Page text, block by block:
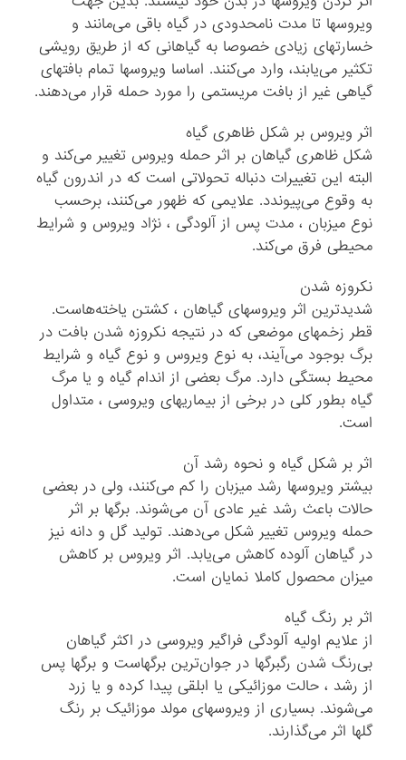
ویروسها تا مدت نامحدودی در گیاه باقی می‌مانند و
خسارتهای زیادی خصوصا به گیاهانی که از طریق رویشی
تکثیر می‌یابند، وارد می‌کنند. اساسا ویروسها تمام بافتهای
گیاهی غیر از بافت مریستمی را مورد حمله قرار می‌دهند.
اثر ویروس بر شکل ظاهری گیاه
شکل ظاهری گیاهان بر اثر حمله ویروس تغییر می‌کند و
البته این تغییرات دنباله تحولاتی است که در اندرون گیاه
به وقوع می‌پیوندد. علایمی که ظهور می‌کنند، برحسب
نوع میزبان ، مدت پس از آلودگی ، نژاد ویروس و شرایط
محیطی فرق می‌کند.
نکروزه شدن
شدیدترین اثر ویروسهای گیاهان ، کشتن یاخته‌هاست.
قطر زخمهای موضعی که در نتیجه نکروزه شدن بافت در
برگ بوجود می‌آیند، به نوع ویروس و نوع گیاه و شرایط
محیط بستگی دارد. مرگ بعضی از اندام گیاه و یا مرگ
گیاه بطور کلی در برخی از بیماریهای ویروسی ، متداول
است.
اثر بر شکل گیاه و نحوه رشد آن
بیشتر ویروسها رشد میزبان را کم می‌کنند، ولی در بعضی
حالات باعث رشد غیر عادی آن می‌شوند. برگها بر اثر
حمله ویروس تغییر شکل می‌دهند. تولید گل و دانه نیز
در گیاهان آلوده کاهش می‌یابد. اثر ویروس بر کاهش
میزان محصول کاملا نمایان است.
اثر بر رنگ گیاه
از علایم اولیه آلودگی فراگیر ویروسی در اکثر گیاهان
بی‌رنگ شدن رگبرگها در جوان‌ترین برگهاست و برگها پس
از رشد ، حالت موزائیکی یا ابلقی پیدا کرده و یا زرد
می‌شوند. بسیاری از ویروسهای مولد موزائیک بر رنگ
گلها اثر می‌گذارند.